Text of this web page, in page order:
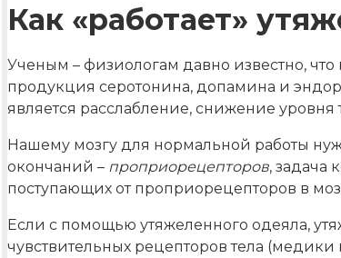
Как «работает»
Ученым – физиологам давно известно,
продукция серотонина, допамина и
является расслабление, снижение уровня
Нашему мозгу для нормальной работы
окончаний – проприорецепторов, задача
поступающих от проприорецепторов в
Если с помощью утяжеленного одеяла,
чувствительных рецепторов тела (медики